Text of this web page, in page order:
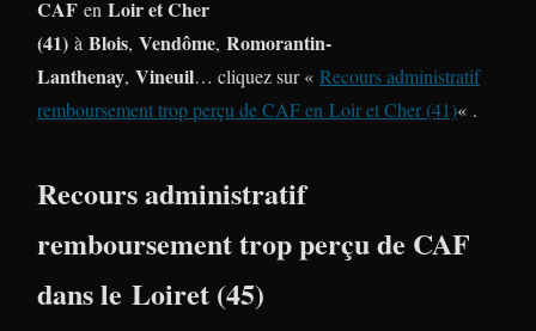
CAF en Loir et Cher
(41) à Blois, Vendôme, Romorantin-
Lanthenay, Vineuil… cliquez sur « Recours administratif
remboursement trop perçu de CAF en Loir et Cher (41)« .
Recours administratif
remboursement trop perçu de CAF
dans le Loiret (45)